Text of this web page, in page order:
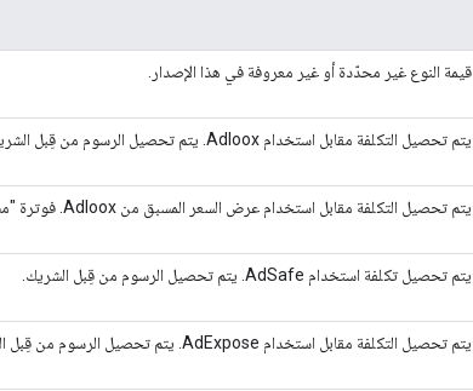
قيمة النوع غير محدّدة أو غير معروفة في هذا الإصدار.
يتم تحصيل التكلفة مقابل استخدام Adloox. يتم تحصيل الرسوم من قِبل الشريك.
يتم تحصيل التكلفة مقابل استخدام عرض السعر المسبق من Adloox. فوترة "مساحة العرض والفيديو 360":
يتم تحصيل تكلفة استخدام AdSafe. يتم تحصيل الرسوم من قِبل الشريك.
يتم تحصيل التكلفة مقابل استخدام AdExpose. يتم تحصيل الرسوم من قِبل الشريك.